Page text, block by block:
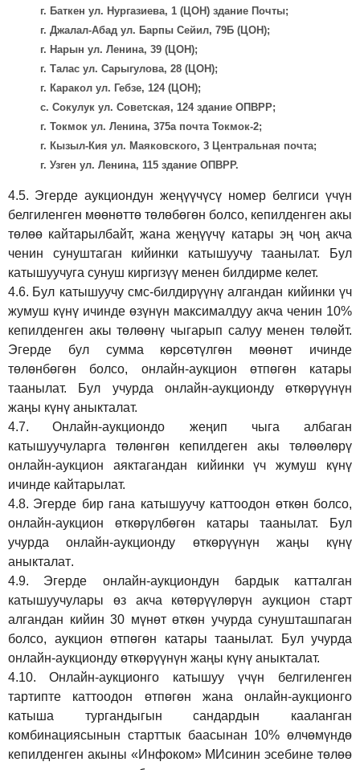
г. Баткен ул. Нургазиева, 1 (ЦОН) здание Почты;
г. Джалал-Абад ул. Барпы Сейил, 79Б (ЦОН);
г. Нарын ул. Ленина, 39 (ЦОН);
г. Талас ул. Сарыгулова, 28 (ЦОН);
г. Каракол ул. Гебзе, 124 (ЦОН);
с. Сокулук ул. Советская, 124 здание ОПВРР;
г. Токмок ул. Ленина, 375а почта Токмок-2;
г. Кызыл-Кия ул. Маяковского, 3 Центральная почта;
г. Узген ул. Ленина, 115 здание ОПВРР.
4.5. Эгерде аукциондун жеңүүчүсү номер белгиси үчүн
белгиленген мөөнөттө төлөбөгөн болсо, кепилденген акы
төлөө кайтарылбайт, жана жеңүүчү катары эң чоң акча
ченин сунуштаган кийинки катышуучу таанылат. Бул
катышуучуга сунуш киргизүү менен билдирме келет.
4.6. Бул катышуучу смс-билдирүүнү алгандан кийинки үч
жумуш күнү ичинде өзүнүн максималдуу акча ченин 10%
кепилденген акы төлөөнү чыгарып салуу менен төлөйт.
Эгерде бул сумма көрсөтүлгөн мөөнөт ичинде
төлөнбөгөн болсо, онлайн-аукцион өтпөгөн катары
таанылат. Бул учурда онлайн-аукционду өткөрүүнүн
жаңы күнү аныкталат.
4.7.
Онлайн-аукциондо жеңип чыга албаган
катышуучуларга төлөнгөн кепилдеген акы төлөөлөрү
онлайн-аукцион аяктагандан кийинки үч жумуш күнү
ичинде кайтарылат.
4.8. Эгерде бир гана катышуучу каттоодон өткөн болсо,
онлайн-аукцион өткөрүлбөгөн катары таанылат.
Бул
учурда онлайн-аукционду өткөрүүнүн жаңы күнү
аныкталат.
4.9.
Эгерде онлайн-аукциондун бардык катталган
катышуучулары өз акча көтөрүүлөрүн аукцион старт
алгандан кийин 30 мүнөт өткөн учурда сунушташпаган
болсо, аукцион өтпөгөн катары таанылат. Бул учурда
онлайн-аукционду өткөрүүнүн жаңы күнү аныкталат.
4.10.
Онлайн-аукционго катышуу үчүн белгиленген
тартипте каттоодон өтпөгөн жана онлайн-аукционго
катыша тургандыгын сандардын кааланган
комбинациясынын старттык баасынан 10% өлчөмүндө
кепилденген акыны «Инфоком» МИсинин эсебине төлөө